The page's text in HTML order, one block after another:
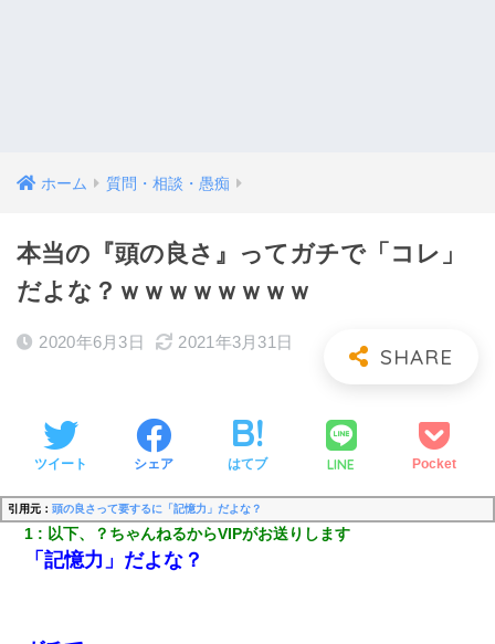
ホーム 質問・相談・愚痴
本当の『頭の良さ』ってガチで「コレ」
だよな？ｗｗｗｗｗｗｗｗ
2020年6月3日 2021年3月31日
ツイート シェア はてブ LINE Pocket
引用元： 頭の良さって要するに「記憶力」だよな？
1 以下、？ちゃんねるからVIPがお送りします
「記憶力」だよな？